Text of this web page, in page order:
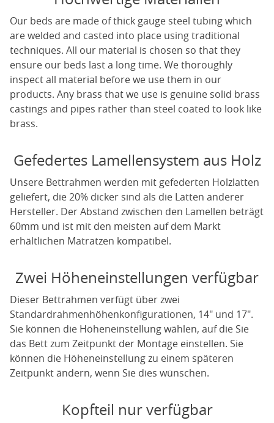
Our beds are made of thick gauge steel tubing which
are welded and casted into place using traditional
techniques. All our material is chosen so that they
ensure our beds last a long time. We thoroughly
inspect all material before we use them in our
products. Any brass that we use is genuine solid brass
castings and pipes rather than steel coated to look like
brass.
Gefedertes Lamellensystem aus Holz
Unsere Bettrahmen werden mit gefederten Holzlatten
geliefert, die 20% dicker sind als die Latten anderer
Hersteller. Der Abstand zwischen den Lamellen beträgt
60mm und ist mit den meisten auf dem Markt
erhältlichen Matratzen kompatibel.
Zwei Höheneinstellungen verfügbar
Dieser Bettrahmen verfügt über zwei
Standardrahmenhöhenkonfigurationen, 14" und 17".
Sie können die Höheneinstellung wählen, auf die Sie
das Bett zum Zeitpunkt der Montage einstellen. Sie
können die Höheneinstellung zu einem späteren
Zeitpunkt ändern, wenn Sie dies wünschen.
Kopfteil nur verfügbar